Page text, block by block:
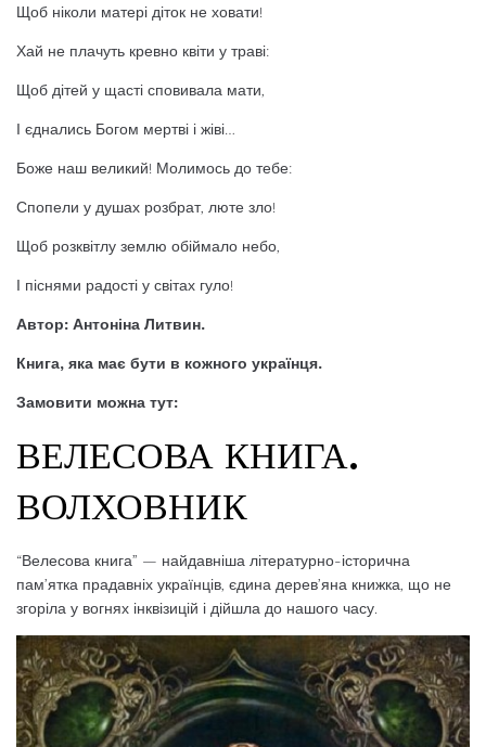
Щоб ніколи матері діток не ховати!
Хай не плачуть кревно квіти у траві:
Щоб дітей у щасті сповивала мати,
І єднались Богом мертві і жіві…
Боже наш великий! Молимось до тебе:
Спопели у душах розбрат, люте зло!
Щоб розквітлу землю обіймало небо,
І піснями радості у світах гуло!
Автор: Антоніна Литвин.
Книга, яка має бути в кожного українця.
Замовити можна тут:
ВЕЛЕСОВА КНИГА.
ВОЛХОВНИК
“Велесова книга” — найдавніша літературно-історична
пам’ятка прадавніх українців, єдина дерев’яна книжка, що не
згоріла у вогнях інквізицій і дійшла до нашого часу.